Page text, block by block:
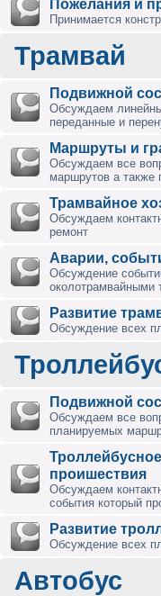
Пожелания и
Принимается
Трамвай
Подвижной
Обсуждаем
переданные и
Маршруты и
Обсуждаем все
маршрутов а также
Трамвайное
Обсуждаем
ремонт
Аварии,
Обсуждение
околотрамвайными
Развитие
Обсуждение всех
Подвижной
Обсуждаем все
планируемых
проишествия
Обсуждаем
события который
Развитие
Обсуждение всех
Автобус